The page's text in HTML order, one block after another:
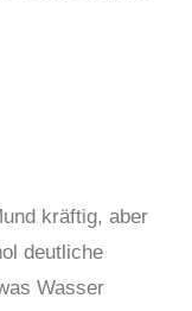
kräftig, aber
deutliche
Wasser